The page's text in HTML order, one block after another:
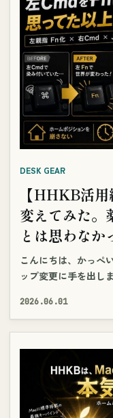
DESK GEAR
【HHKB活
変えてみた。
とは思わなか
こんにちは、かっぺ
ップ変更に手を出し
2026.06.01